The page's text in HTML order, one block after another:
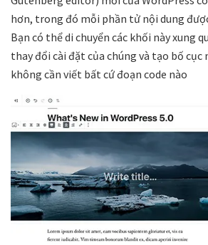
hơn, trong đó mỗi phần tử nội dung
Bạn có thể di chuyển các khối này xung
thay đổi cài đặt của chúng và tạo bố cục
không cần viết bất cứ đoạn code nào